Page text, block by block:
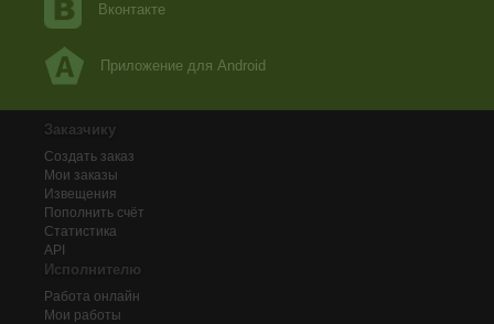
Вконтакте
Приложение для Android
Заказчику
Создать заказ
Мои заказы
Извещения
Пополнить счёт
Статистика
API
Исполнителю
Работа онлайн
Мои работы